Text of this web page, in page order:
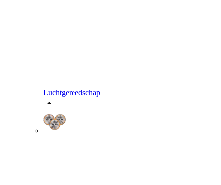
Luchtgereedschap